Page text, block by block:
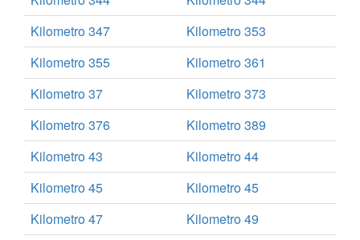
Kilometro 347
Kilometro 353
Kilometro 355
Kilometro 361
Kilometro 37
Kilometro 373
Kilometro 376
Kilometro 389
Kilometro 43
Kilometro 44
Kilometro 45
Kilometro 45
Kilometro 47
Kilometro 49